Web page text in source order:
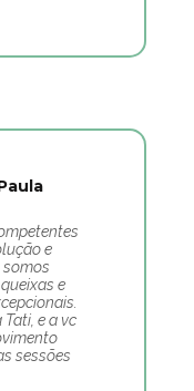
e
e
e a vc
sessões